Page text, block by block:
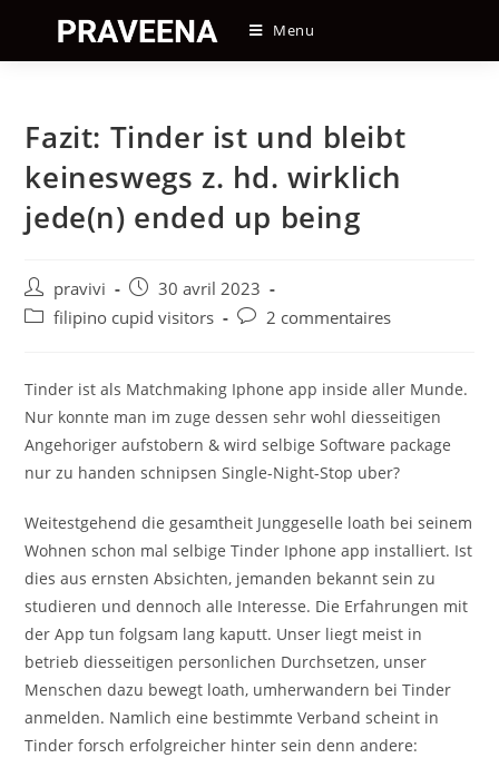
content
Menu
Fazit: Tinder ist und bleibt
keineswegs z. hd. wirklich
jede(n) ended up being
Auteur/autrice
de
pravivi
Post
published:
30 avril 2023
Postfilipino cupid visitors
Post2 commentaires
Tinder ist als Matchmaking Iphone app inside aller Munde.
Nur konnte man im zuge dessen sehr wohl diesseitigen
Angehoriger aufstobern & wird selbige Software package
nur zu handen schnipsen Single-Night-Stop uber?
Weitestgehend die gesamtheit Junggeselle loath bei seinem
Wohnen schon mal selbige Tinder Iphone app installiert. Ist
dies aus ernsten Absichten, jemanden bekannt sein zu
studieren und dennoch alle Interesse. Die Erfahrungen mit
der App tun folgsam lang kaputt. Unser liegt meist in
betrieb diesseitigen personlichen Durchsetzen, unser
Menschen dazu bewegt loath, umherwandern bei Tinder
anmelden. Namlich eine bestimmte Verband scheint in
Tinder forsch erfolgreicher hinter sein denn andere: